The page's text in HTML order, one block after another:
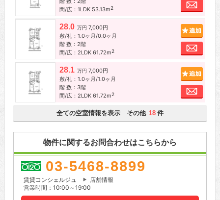
間/広：1LDK 53.13m2
28.0 万円 7,000円
敷/礼：1.0ヶ月/0.0ヶ月
階 数：2階
間/広：2LDK 61.72m2
お問
28.1 万円 7,000円
敷/礼：1.0ヶ月/1.0ヶ月
階 数：3階
間/広：2LDK 61.72m2
お問
全ての空室情報を表示 その他 18 件
物件に関するお問合わせはこちらから
03-5468-8899
賃貸コンシェルジュ
店舗情報
営業時間：10:00～19:00